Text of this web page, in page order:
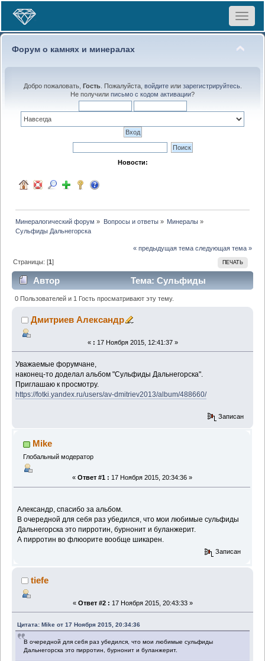
Toggle
Форум о камнях и минералах
Добро пожаловать, Гость. Пожалуйста, войдитеили зарегистрируйтесь.
Не получили письмо с кодом активации?
Новости:
Минералогический форум » Вопросы и ответы» Минералы»
Сульфиды Дальнегорска
« предыдущая тема следующая тема »
ПЕЧАТЬ
Страницы: [1]
Автор
Тема: Сульфиды
Дальнегорска (Прочитано 1510 раз)
0 Пользователей и 1 Гость просматривают эту тему.
Дмитриев Александр
« : 17 Ноября 2015, 12:41:37 »
Уважаемые форумчане,
наконец-то доделал альбом "Сульфиды Дальнегорска".
Приглашаю к просмотру.
https://fotki.yandex.ru/users/av-dmitriev2013/album/488660/
Записан
Mike
Глобальный модератор
« Ответ #1 : 17 Ноября 2015, 20:34:36 »
Александр, спасибо за альбом.
В очередной для себя раз убедился, что мои любимые сульфиды
Дальнегорска это пирротин, бурнонит и буланжерит.
А пирротин во флюорите вообще шикарен.
Записан
tiefe
« Ответ #2 : 17 Ноября 2015, 20:43:33 »
Цитата: Mike от 17 Ноября 2015, 20:34:36
В очередной для себя раз убедился, что мои любимые сульфиды
Дальнегорска это пирротин, бурнонит и буланжерит.